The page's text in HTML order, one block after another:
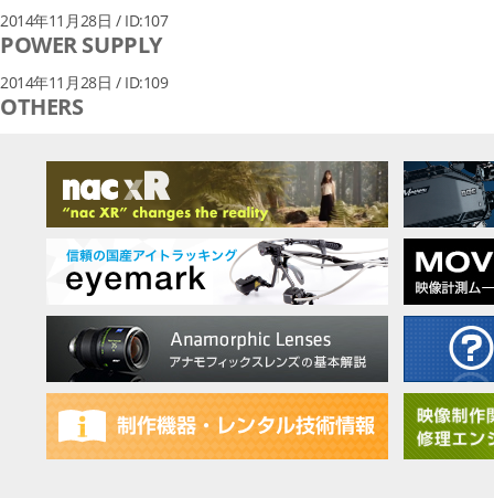
2014年11月28日 / ID:107
POWER SUPPLY
2014年11月28日 / ID:109
OTHERS